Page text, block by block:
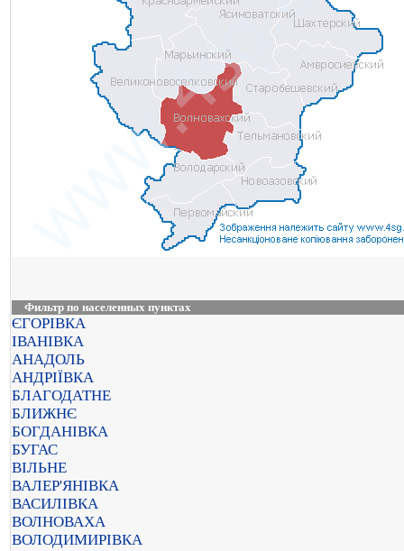
Фильтр по населенных пунктах
ЄГОРІВКА
ІВАНІВКА
АНАДОЛЬ
АНДРІЇВКА
БЛАГОДАТНЕ
БЛИЖНЄ
БОГДАНІВКА
БУГАС
ВІЛЬНЕ
ВАЛЕР'ЯНІВКА
ВАСИЛІВКА
ВОЛНОВАХА
ВОЛОДИМИРІВКА